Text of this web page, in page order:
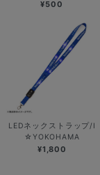
¥500
LEDネックストラップ/I
☆YOKOHAMA
¥1,800